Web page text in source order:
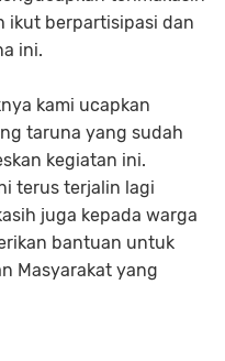
ikut berpartisipasi dan
ini.
kami ucapkan
taruna yang sudah
kegiatan ini.
terus terjalin lagi
juga kepada warga
bantuan untuk
Masyarakat yang